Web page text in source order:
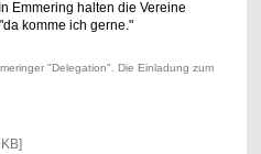
Emmering halten die Vereine
komme ich gerne."
"Delegation". Die Einladung zum